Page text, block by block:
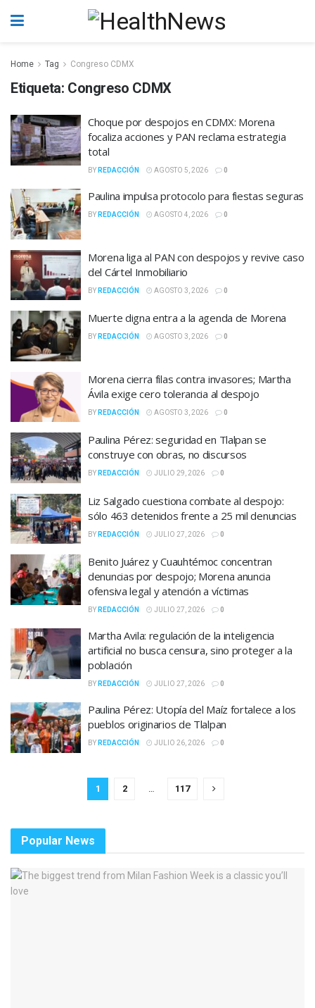
Home Tag Congreso CDMX
Etiqueta: Congreso CDMX
Choque por despojos en CDMX: Morena
focaliza acciones y PAN reclama estrategia
total
BY REDACCIÓN AGOSTO 5, 2026 0
Paulina impulsa protocolo para fiestas seguras
BY REDACCIÓN AGOSTO 4, 2026 0
Morena liga al PAN con despojos y revive caso
del Cártel Inmobiliario
BY REDACCIÓN AGOSTO 3, 2026 0
Muerte digna entra a la agenda de Morena
BY REDACCIÓN AGOSTO 3, 2026 0
Morena cierra filas contra invasores; Martha
Ávila exige cero tolerancia al despojo
BY REDACCIÓN AGOSTO 3, 2026 0
Paulina Pérez: seguridad en Tlalpan se
construye con obras, no discursos
BY REDACCIÓN JULIO 29, 2026 0
Liz Salgado cuestiona combate al despojo:
sólo 463 detenidos frente a 25 mil denuncias
BY REDACCIÓN JULIO 27, 2026 0
Benito Juárez y Cuauhtémoc concentran
denuncias por despojo; Morena anuncia
ofensiva legal y atención a víctimas
BY REDACCIÓN JULIO 27, 2026 0
Martha Avila: regulación de la inteligencia
artificial no busca censura, sino proteger a la
población
BY REDACCIÓN JULIO 27, 2026 0
Paulina Pérez: Utopía del Maíz fortalece a los
pueblos originarios de Tlalpan
BY REDACCIÓN JULIO 26, 2026 0
1 2 117
Popular News